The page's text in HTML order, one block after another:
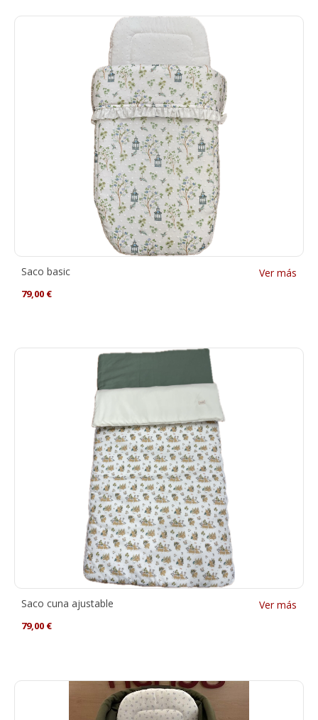
Saco basic
79,00 €
Ver más
Saco cuna ajustable
79,00 €
Ver más